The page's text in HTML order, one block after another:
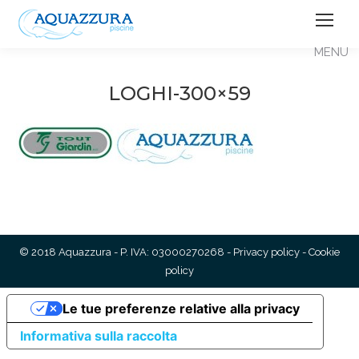
LOGHI-300×59
© 2018 Aquazzura - P. IVA: 03000270268 - Privacy policy - Cookie
policy
Informativa sulla raccolta
Le tue preferenze relative alla privacy